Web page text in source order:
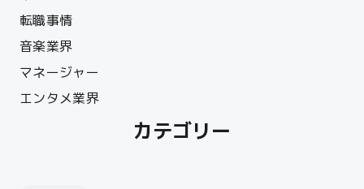
転職事情
音楽業界
マネージャー
エンタメ業界
カテゴリー